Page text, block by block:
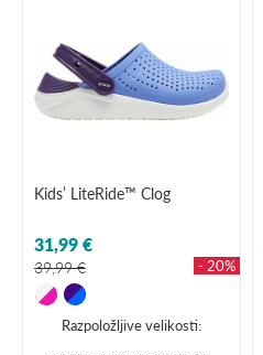
Kids’ LiteRide™ Clog
31,99 €
39,99 € - 20%
Razpoložljive velikosti: